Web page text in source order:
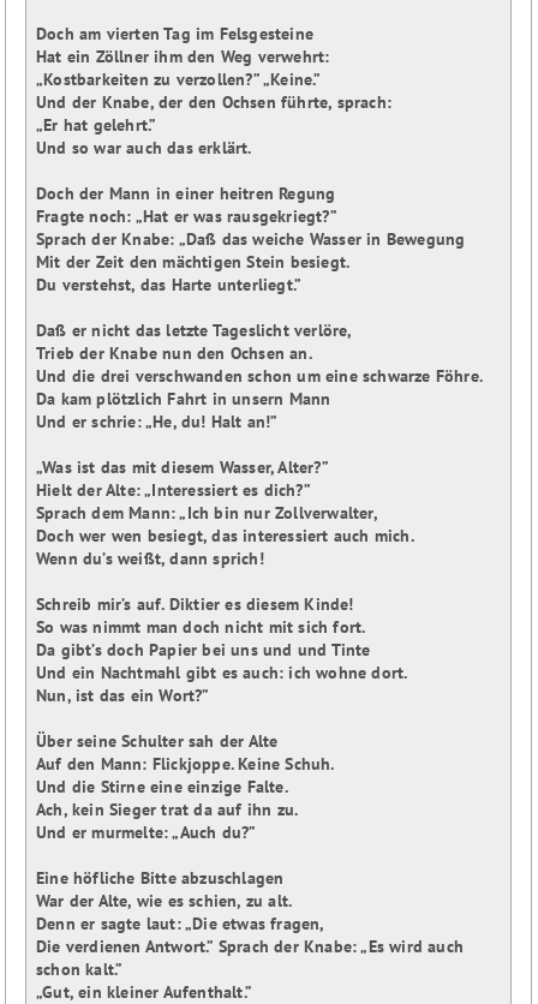
Doch am vierten Tag im Felsgesteine
Hat ein Zöllner ihm den Weg verwehrt:
„Kostbarkeiten zu verzollen?” „Keine.”
Und der Knabe, der den Ochsen führte, sprach:
„Er hat gelehrt.”
Und so war auch das erklärt.
Doch der Mann in einer heitren Regung
Fragte noch: „Hat er was rausgekriegt?”
Sprach der Knabe: „Daß das weiche Wasser in Bewegung
Mit der Zeit den mächtigen Stein besiegt.
Du verstehst, das Harte unterliegt.”
Daß er nicht das letzte Tageslicht verlöre,
Trieb der Knabe nun den Ochsen an.
Und die drei verschwanden schon um eine schwarze Föhre.
Da kam plötzlich Fahrt in unsern Mann
Und er schrie: „He, du! Halt an!”
„Was ist das mit diesem Wasser, Alter?”
Hielt der Alte: „Interessiert es dich?”
Sprach dem Mann: „Ich bin nur Zollverwalter,
Doch wer wen besiegt, das interessiert auch mich.
Wenn du’s weißt, dann sprich!
Schreib mir’s auf. Diktier es diesem Kinde!
So was nimmt man doch nicht mit sich fort.
Da gibt’s doch Papier bei uns und und Tinte
Und ein Nachtmahl gibt es auch: ich wohne dort.
Nun, ist das ein Wort?”
Über seine Schulter sah der Alte
Auf den Mann: Flickjoppe. Keine Schuh.
Und die Stirne eine einzige Falte.
Ach, kein Sieger trat da auf ihn zu.
Und er murmelte: „Auch du?”
Eine höfliche Bitte abzuschlagen
War der Alte, wie es schien, zu alt.
Denn er sagte laut: „Die etwas fragen,
Die verdienen Antwort.” Sprach der Knabe: „Es wird auch
schon kalt.”
„Gut, ein kleiner Aufenthalt.”